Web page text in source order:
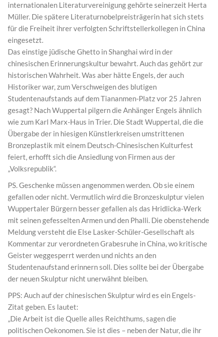
internationalen Literaturvereinigung gehörte seinerzeit Herta
Müller. Die spätere Literaturnobelpreisträgerin hat sich stets
für die Freiheit ihrer verfolgten Schriftstellerkollegen in China
eingesetzt.
Das einstige jüdische Ghetto in Shanghai wird in der
chinesischen Erinnerungskultur bewahrt. Auch das gehört zur
historischen Wahrheit. Was aber hätte Engels, der auch
Historiker war, zum Verschweigen des blutigen
Studentenaufstands auf dem Tiananmen-Platz vor 25 Jahren
gesagt? Nach Wuppertal pilgern die Anhänger Engels ähnlich
wie zum Karl Marx-Haus in Trier. Die Stadt Wuppertal, die die
Übergabe der in hiesigen Künstlerkreisen umstrittenen
Bronzeplastik mit einem Deutsch-Chinesischen Kulturfest
feiert, erhofft sich die Ansiedlung von Firmen aus der
„Volksrepublik“.
PS. Geschenke müssen angenommen werden. Ob sie einem
gefallen oder nicht. Vermutlich wird die Bronzeskulptur vielen
Wuppertaler Bürgern besser gefallen als das Hridlicka-Werk
mit seinen gefesselten Armen und den Phalli. Die obenstehende
Meldung versteht die Else Lasker-Schüler-Gesellschaft als
Kommentar zur verordneten Grabesruhe in China, wo kritische
Geister weggesperrt werden und nichts an den
Studentenaufstand erinnern soll. Dies sollte bei der Übergabe
der neuen Skulptur nicht unerwähnt bleiben.
PPS: Auch auf der chinesischen Skulptur wird es ein Engels-
Zitat geben. Es lautet:
„Die Arbeit ist die Quelle alles Reichthums, sagen die
politischen Oekonomen. Sie ist dies – neben der Natur, die ihr